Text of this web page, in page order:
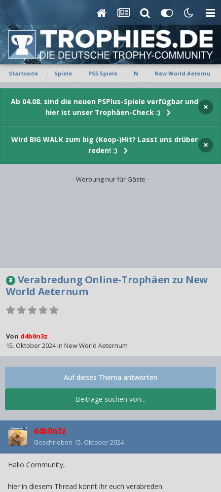
Startseite Spiele PS5 Spiele N New World Aeternum
Ab 04.08. sind die neuen PSPlus-Spiele verfügbar und
hier ist unser Trophäen-Check :)
×
Wird BIG WALK zum big (Koop-)Hit? Lasst uns drüber
reden! :)
×
- Werbung nur für Gäste -
Verabredung Online-Trophäen zu New
World Aeternum
Von d4b0n3z
15. Oktober 2024in New World Aeternum
Beiträge suchen von...
Auf dieses Thema antworten
d4b0n3z
Geschrieben 15. Oktober 2024
Hallo Community,
hier in diesem Thread könnt ihr euch verabreden.